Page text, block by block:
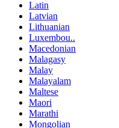
Latin
Latvian
Lithuanian
Luxembou..
Macedonian
Malagasy
Malay
Malayalam
Maltese
Maori
Marathi
Mongolian